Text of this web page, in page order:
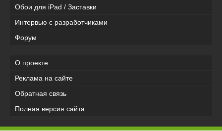
Обои для iPad / Заставки
Интервью с разработчиками
Форум
О проекте
Реклама на сайте
Обратная связь
Полная версия сайта